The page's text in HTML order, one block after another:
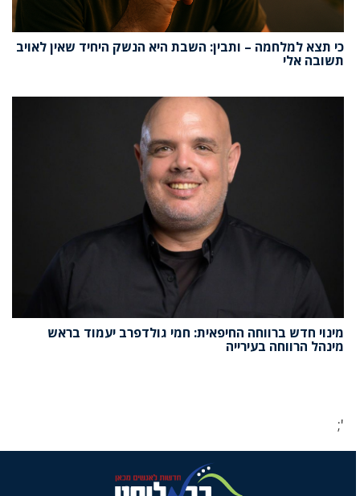
כי תצא למלחמה – ותבין: השבת היא הנשק היחיד שאין לאויב
תשובה אלי
מינוי חדש ברווחה החיפאית: חמי גולדפרב יעמוד בראש
מינהל הרווחה בעירייה
';